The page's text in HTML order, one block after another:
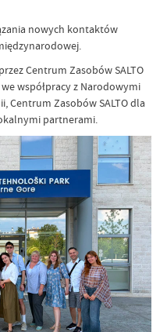
nowych kontaktów
Centrum Zasobów SALTO
współpracy z Narodowymi
Centrum Zasobów SALTO dla
partnerami.